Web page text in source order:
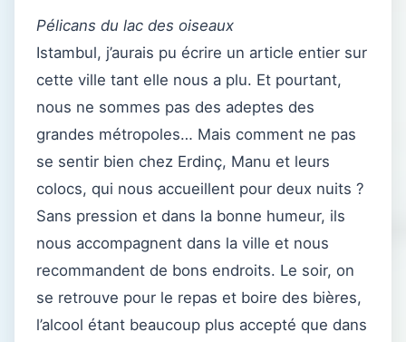
Pélicans du lac des oiseaux
Istambul, j’aurais pu écrire un article entier sur
cette ville tant elle nous a plu. Et pourtant,
nous ne sommes pas des adeptes des
grandes métropoles… Mais comment ne pas
se sentir bien chez Erdinç, Manu et leurs
colocs, qui nous accueillent pour deux nuits ?
Sans pression et dans la bonne humeur, ils
nous accompagnent dans la ville et nous
recommandent de bons endroits. Le soir, on
se retrouve pour le repas et boire des bières,
l’alcool étant beaucoup plus accepté que dans